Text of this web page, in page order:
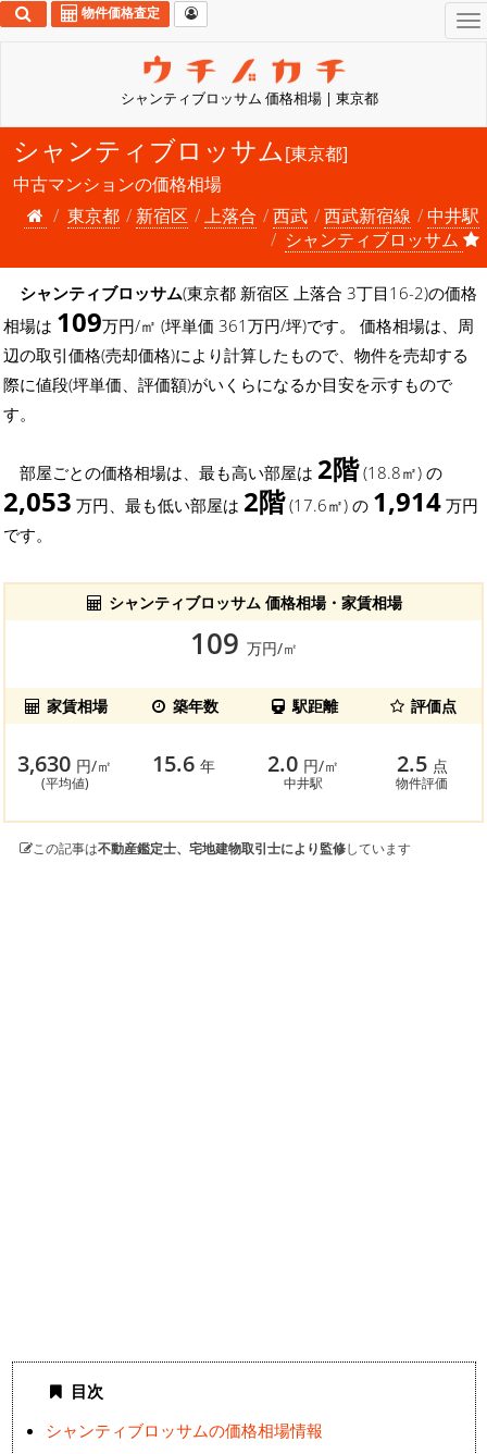
シャンティブロッサム 価格相場 | 東京都
物件価格査定
シャンティブロッサム[東京都]
中古マンションの価格相場
東京都
新宿区 上落合 西武 西武新宿線
中井駅
シャンティブロッサム
シャンティブロッサム(東京都 新宿区 上落合 3丁目16-2)の価格
相場は 109万円/㎡ (坪単価 361万円/坪)です。 価格相場は、周
辺の取引価格(売却価格)により計算したもので、物件を売却する
際に値段(坪単価、評価額)がいくらになるか目安を示すもので
す。
部屋ごとの価格相場は、最も高い部屋は 2階(18.8㎡) の
2,053 万円、最も低い部屋は 2階(17.6㎡) の 1,914 万円
です。
シャンティブロッサム 価格相場・家賃相場
109 万円/㎡
家賃相場 築年数 駅距離 評価点
3,630 円/㎡
(平均値)
15.6年 2.0 円/㎡
中井駅
2.5 点
物件評価
この記事は不動産鑑定士、宅地建物取引士により監修しています
目次
シャンティブロッサムの価格相場情報